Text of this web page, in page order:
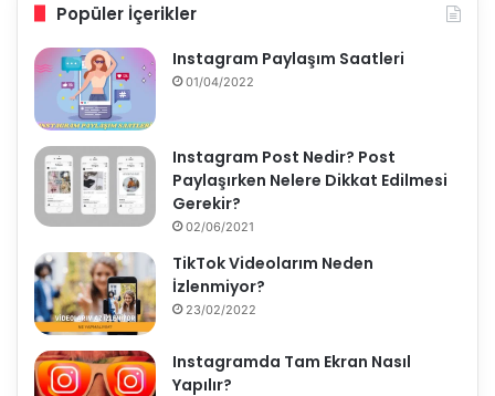
Popüler İçerikler
Instagram Paylaşım Saatleri
01/04/2022
Instagram Post Nedir? Post
Paylaşırken Nelere Dikkat Edilmesi
Gerekir?
02/06/2021
TikTok Videolarım Neden
İzlenmiyor?
23/02/2022
Instagramda Tam Ekran Nasıl
Yapılır?